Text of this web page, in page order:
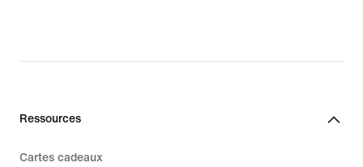
Ressources
Cartes cadeaux